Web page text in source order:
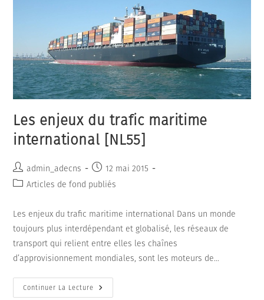
Les enjeux du trafic maritime
international [NL55]
Auteur/autrice
de
admin_adecns
Publication
publiée :
12 mai 2015
PostArticles de fond publiés
Les enjeux du trafic maritime international Dans un monde
toujours plus interdépendant et globalisé, les réseaux de
transport qui relient entre elles les chaînes
d’approvisionnement mondiales, sont les moteurs de…
Continuer La Lecture
Les
Enjeux